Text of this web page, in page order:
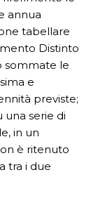
annua
tabellare
Distinto
sommate le
e
previste;
una serie di
in un
è ritenuto
tra i due